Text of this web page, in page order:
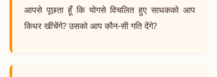
आपसे पूछता हूँ कि योगसे विचलित हुए साधकको आप
किधर खींचेंगे? उसको आप कौन-सी गति देंगे?